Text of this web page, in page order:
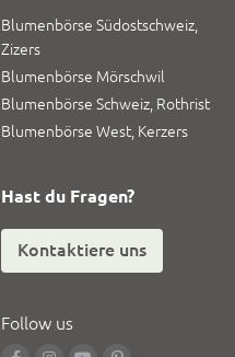
Blumenbörse Südostschweiz,
Zizers
Blumenbörse Mörschwil
Blumenbörse Schweiz, Rothrist
Blumenbörse West, Kerzers
Hast du Fragen?
Kontaktiere uns
Follow us